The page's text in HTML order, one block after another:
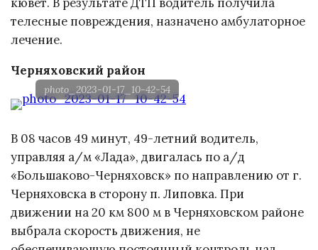
кювет. В результате ДТП водитель получила
телесные повреждения, назначено амбулаторное
лечение.
Черняховский район
photo_2023-01-17_10-42-54
В 08 часов 49 минут, 49-летний водитель,
управляя а/м «Лада», двигалась по а/д
«Большаково-Черняховск» по направлению от г.
Черняховска в сторону п. Липовка. При
движении на 20 км 800 м в Черняховском районе
выбрала скорость движения, не